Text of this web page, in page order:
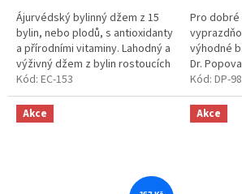
Ájurvédský bylinný džem z 15
bylin, nebo plodů, s antioxidanty
a přírodními vitaminy. Lahodný a
výživný džem z bylin rostoucích
na úpatí himálajských hor nabitý
vitamíny a...
Kód: EC-153
Pro dobré
výhodné
Dr.
Kód: DP-
Akce Akce